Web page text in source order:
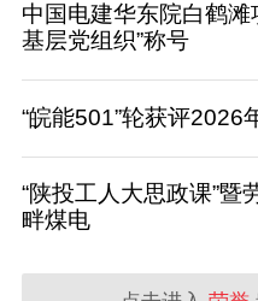
中国电建华东院白鹤
基层党组织”称号
“皖能501”轮获评2026
“陕投工人大思政课”暨
畔煤电